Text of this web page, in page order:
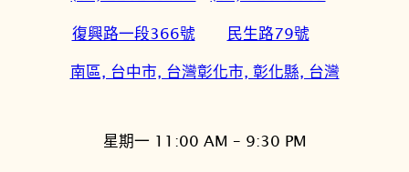
復興路一段366號
南區, 台中市, 台灣
民生路79號
彰化市, 彰化縣, 台灣
星期一 11:00 AM – 9:30 PM